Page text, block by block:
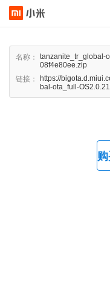
名称：
tanzanite_tr_global-
08f4e80ee.zip
链接：
https://
bal-ota_full-